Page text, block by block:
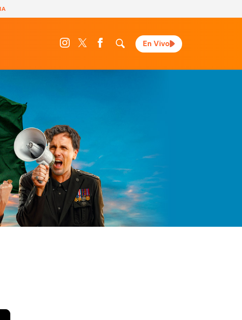
En Vivo